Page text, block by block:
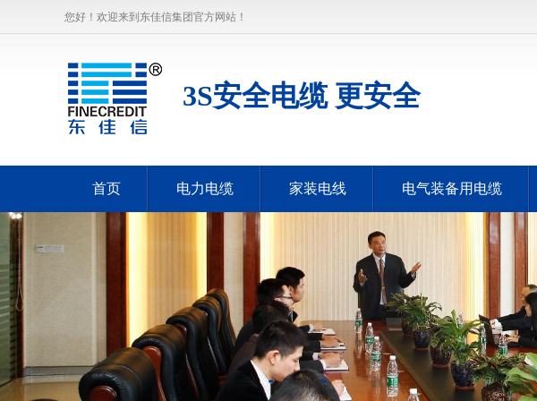
您好！欢迎来到东佳信集团官方网站！
3S安全电缆 更安全
首页 电力电缆 家装电线 电气装备用电缆